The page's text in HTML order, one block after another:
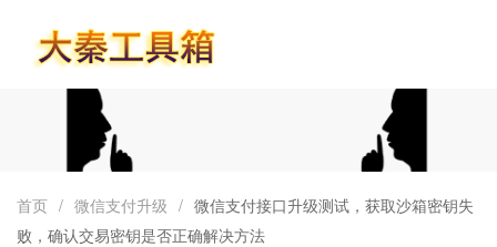
首页 / 微信支付升级 / 微信支付接口升级测试，获取沙箱密钥失
败，确认交易密钥是否正确解决方法